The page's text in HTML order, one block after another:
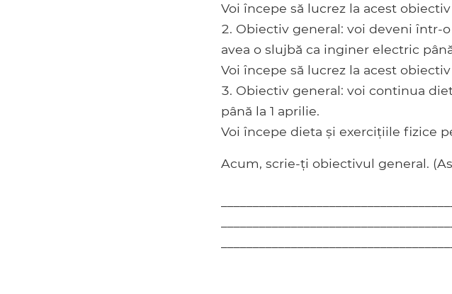
Voi începe să lucrez la acest obiectiv
Obiectiv general: voi deveni într-
avea o slujbă ca inginer electric
Voi începe să lucrez la acest
Obiectiv general: voi continua
până la 1 aprilie.
Voi începe dieta și exercițiile fizice
Acum, scrie-ți obiectivul general.